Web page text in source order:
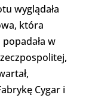
wyglądała
która
w
Cygar i